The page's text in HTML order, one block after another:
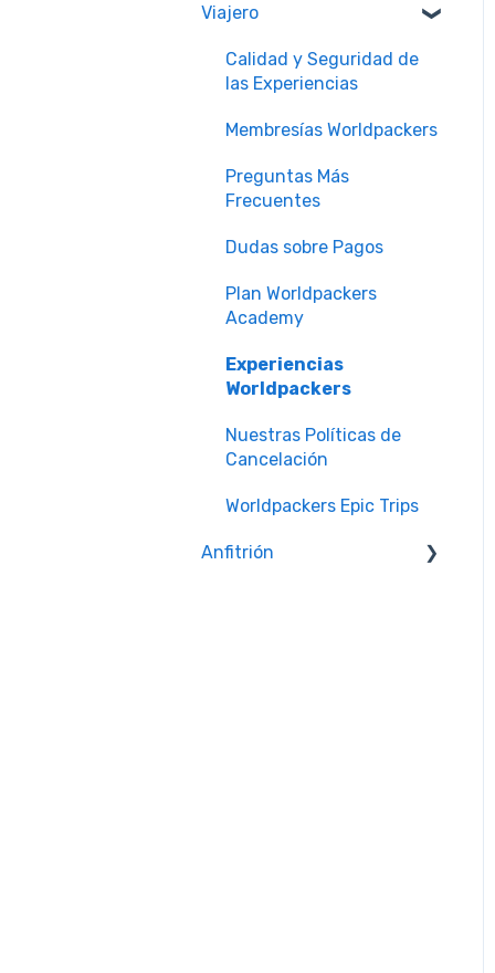
Viajero
Calidad y Seguridad de
las Experiencias
Membresías Worldpackers
Preguntas Más
Frecuentes
Dudas sobre Pagos
Plan Worldpackers
Academy
Experiencias
Worldpackers
Nuestras Políticas de
Cancelación
Worldpackers Epic Trips
Anfitrión